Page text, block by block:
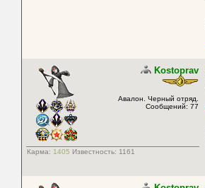
Kostoprav
Авалон. Черный отряд.
Сообщений: 77
Карма: 1405 Известность: 1161